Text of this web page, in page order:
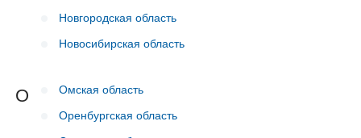
Новгородская область
Новосибирская область
О
Омская область
Оренбургская область